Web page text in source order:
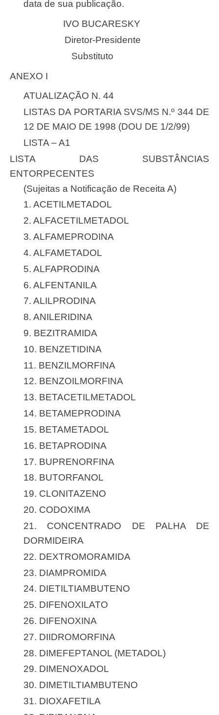
data de sua publicação.
IVO BUCARESKY
Diretor-Presidente
Substituto
ANEXO I
ATUALIZAÇÃO N. 44
LISTAS DA PORTARIA SVS/MS N.º 344 DE
12 DE MAIO DE 1998 (DOU DE 1/2/99)
LISTA – A1
LISTA DAS SUBSTÂNCIAS
ENTORPECENTES
(Sujeitas a Notificação de Receita A)
1. ACETILMETADOL
2. ALFACETILMETADOL
3. ALFAMEPRODINA
4. ALFAMETADOL
5. ALFAPRODINA
6. ALFENTANILA
7. ALILPRODINA
8. ANILERIDINA
9. BEZITRAMIDA
10. BENZETIDINA
11. BENZILMORFINA
12. BENZOILMORFINA
13. BETACETILMETADOL
14. BETAMEPRODINA
15. BETAMETADOL
16. BETAPRODINA
17. BUPRENORFINA
18. BUTORFANOL
19. CLONITAZENO
20. CODOXIMA
21. CONCENTRADO DE PALHA DE
DORMIDEIRA
22. DEXTROMORAMIDA
23. DIAMPROMIDA
24. DIETILTIAMBUTENO
25. DIFENOXILATO
26. DIFENOXINA
27. DIIDROMORFINA
28. DIMEFEPTANOL (METADOL)
29. DIMENOXADOL
30. DIMETILTIAMBUTENO
31. DIOXAFETILA